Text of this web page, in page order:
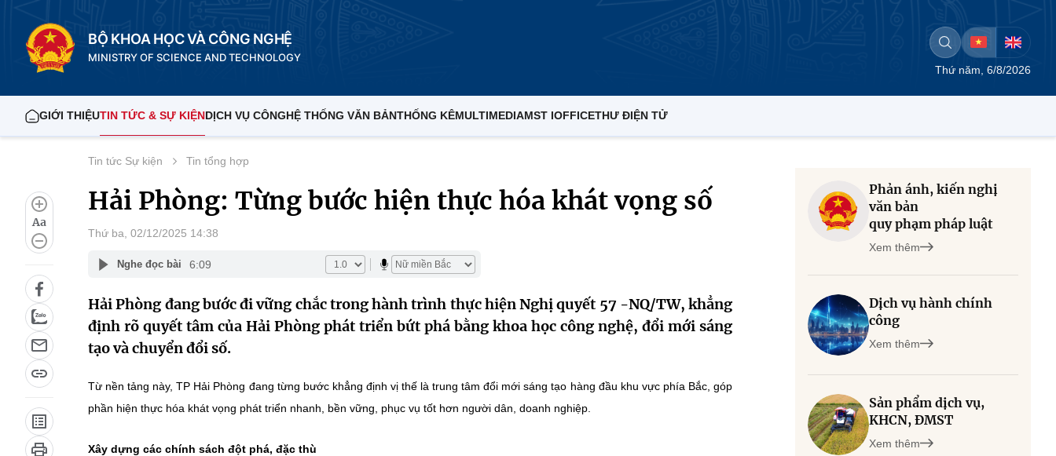
BỘ KHOA HỌC VÀ CÔNG NGHỆ
MINISTRY OF SCIENCE AND TECHNOLOGY
Thứ năm, 6/8/2026
GIỚI THIỆUTIN TỨC & SỰ KIỆNDỊCH VỤ CÔNGHỆ THỐNG VĂN BẢNTHỐNG KÊMULTIMEDIAMST IOFFICETHƯ ĐIỆN TỬ
Aa
Tin tức Sự kiện Tin tổng hợp
Hải Phòng: Từng bước hiện thực hóa khát vọng số
Thứ ba, 02/12/2025 14:38
Nghe đọc bài 6:09
Hải Phòng đang bước đi vững chắc trong hành trình thực hiện Nghị quyết 57 -NQ/TW, khẳng
định rõ quyết tâm của Hải Phòng phát triển bứt phá bằng khoa học công nghệ, đổi mới sáng
tạo và chuyển đổi số.
Từ nền tảng này, TP Hải Phòng đang từng bước khẳng định vị thế là trung tâm đổi mới sáng tạo hàng đầu khu vực phía Bắc, góp
phần hiện thực hóa khát vọng phát triển nhanh, bền vững, phục vụ tốt hơn người dân, doanh nghiệp.
Xây dựng các chính sách đột phá, đặc thù
Phản ánh, kiến nghị
văn bản
quy phạm pháp luật
Xem thêm
Dịch vụ hành chính
công
Xem thêm
Sản phẩm dịch vụ,
KHCN, ĐMST
Xem thêm